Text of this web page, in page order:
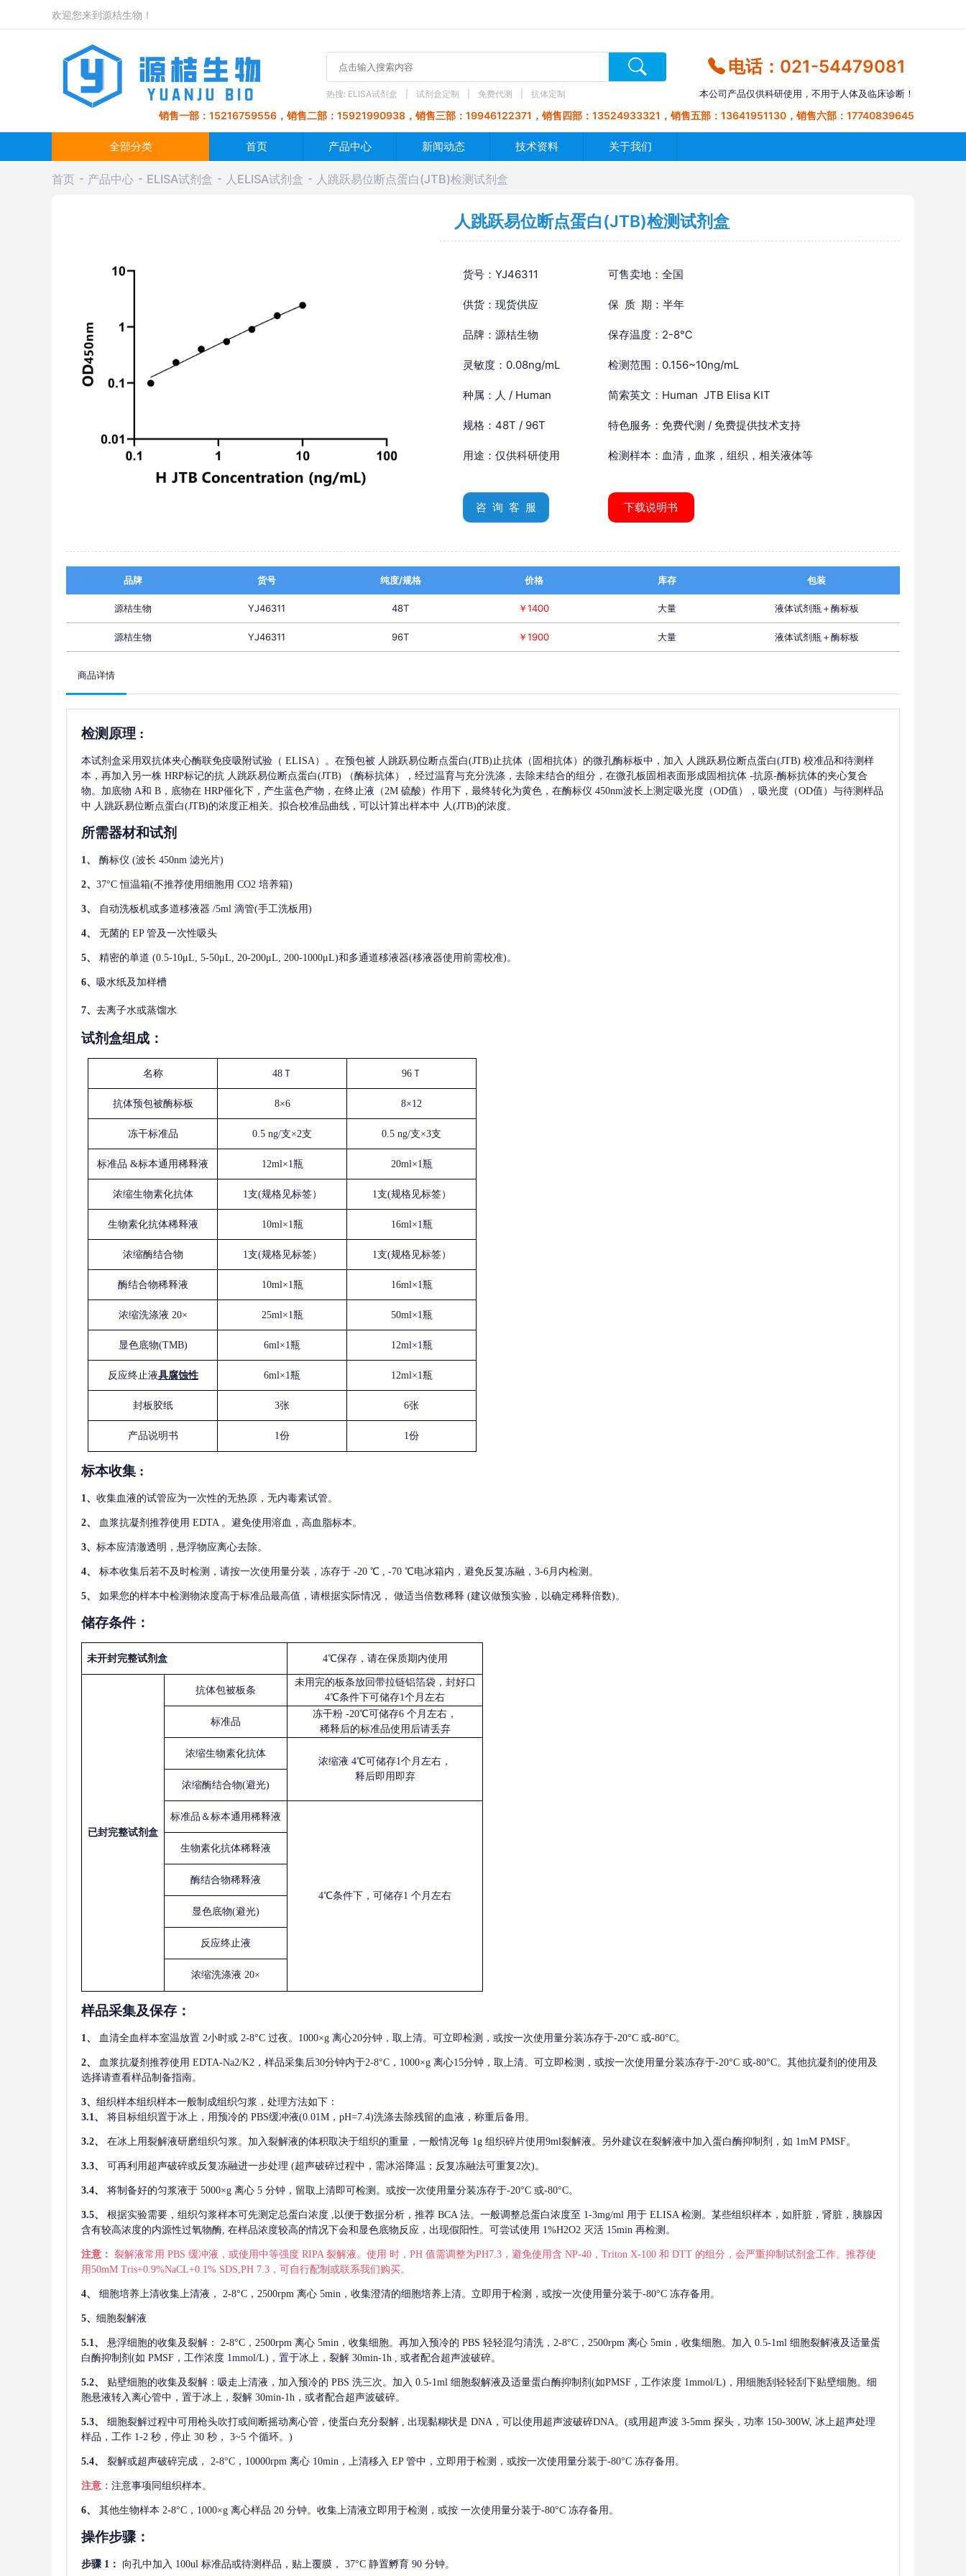
欢迎您来到源桔生物！
热搜: ELISA试剂盒 试剂盒定制 免费代测 抗体定制
电话：021-54479081
本公司产品仅供科研使用，不用于人体及临床诊断！
销售一部：15216759556，销售二部：15921990938，销售三部：19946122371，销售四部：13524933321，销售五部：13641951130，销售六部：17740839645
全部分类 首页 产品中心 新闻动态 技术资料 关于我们
首页 产品中心 ELISA试剂盒 人ELISA试剂盒 人跳跃易位断点蛋白(JTB)检测试剂盒
人跳跃易位断点蛋白(JTB)检测试剂盒
货号：YJ46311 可售卖地：全国
供货：现货供应 保 质 期：半年
品牌：源桔生物 保存温度：2-8℃
灵敏度：0.08ng/mL 检测范围：0.156~10ng/mL
种属：人 / Human 简索英文：Human JTB Elisa KIT
规格：48T / 96T 特色服务：免费代测 / 免费提供技术支持
用途：仅供科研使用 检测样本：血清，血浆，组织，相关液体等
咨 询 客 服 下载说明书
品牌 货号 纯度/规格 价格 库存 包装
源桔生物 YJ46311 48T ￥1400 大量 液体试剂瓶＋酶标板
源桔生物 YJ46311 96T ￥1900 大量 液体试剂瓶＋酶标板
商品详情
检测原理 :
本试剂盒采用双抗体夹心酶联免疫吸附试验（ ELISA）。在预包被 人跳跃易位断点蛋白(JTB)止抗体（固相抗体）的微孔酶标板中，加入 人跳跃易位断点蛋白(JTB) 校准品和待测样
本，再加入另一株 HRP标记的抗 人跳跃易位断点蛋白(JTB) （酶标抗体），经过温育与充分洗涤，去除未结合的组分，在微孔板固相表面形成固相抗体 -抗原-酶标抗体的夹心复合
物。加底物 A和 B，底物在 HRP催化下，产生蓝色产物，在终止液（2M 硫酸）作用下，最终转化为黄色，在酶标仪 450nm波长上测定吸光度（OD值），吸光度（OD值）与待测样品
中 人跳跃易位断点蛋白(JTB)的浓度正相关。拟合校准品曲线，可以计算出样本中 人(JTB)的浓度。
所需器材和试剂
1、 酶标仪 (波长 450nm 滤光片)
2、 37°C 恒温箱(不推荐使用细胞用 CO2 培养箱)
3、 自动洗板机或多道移液器 /5ml 滴管(手工洗板用)
4、 无菌的 EP 管及一次性吸头
5、 精密的单道 (0.5-10μL, 5-50μL, 20-200μL, 200-1000μL)和多通道移液器(移液器使用前需校准)。
6、 吸水纸及加样槽
7、 去离子水或蒸馏水
试剂盒组成：
名称 48Ｔ 96Ｔ
抗体预包被酶标板 8×6 8×12
冻干标准品 0.5 ng/支×2支 0.5 ng/支×3支
标准品 &标本通用稀释液 12ml×1瓶 20ml×1瓶
浓缩生物素化抗体 1支(规格见标签） 1支(规格见标签）
生物素化抗体稀释液 10ml×1瓶 16ml×1瓶
浓缩酶结合物 1支(规格见标签） 1支(规格见标签）
酶结合物稀释液 10ml×1瓶 16ml×1瓶
浓缩洗涤液 20× 25ml×1瓶 50ml×1瓶
显色底物(TMB) 6ml×1瓶 12ml×1瓶
反应终止液具腐蚀性 6ml×1瓶 12ml×1瓶
封板胶纸 3张 6张
产品说明书 1份 1份
标本收集 :
1、 收集血液的试管应为一次性的无热原，无内毒素试管。
2、 血浆抗凝剂推荐使用 EDTA 。避免使用溶血，高血脂标本。
3、 标本应清澈透明，悬浮物应离心去除。
4、 标本收集后若不及时检测，请按一次使用量分装，冻存于 -20 ℃ , -70 ℃电冰箱内，避免反复冻融，3-6月内检测。
5、 如果您的样本中检测物浓度高于标准品最高值，请根据实际情况， 做适当倍数稀释 (建议做预实验，以确定稀释倍数)。
储存条件：
未开封完整试剂盒 4℃保存，请在保质期内使用
已封完整试剂盒
抗体包被板条
未用完的板条放回带拉链铝箔袋，封好口
4℃条件下可储存1个月左右
标准品
冻干粉 -20℃可储存6 个月左右，
稀释后的标准品使用后请丢弃
浓缩生物素化抗体
浓缩液 4℃可储存1个月左右，
释后即用即弃
浓缩酶结合物(避光)
标准品＆标本通用稀释液
4℃条件下，可储存1 个月左右
生物素化抗体稀释液
酶结合物稀释液
显色底物(避光)
反应终止液
浓缩洗涤液 20×
样品采集及保存 ：
1、 血清全血样本室温放置 2小时或 2-8°C 过夜。1000×g 离心20分钟，取上清。可立即检测，或按一次使用量分装冻存于-20°C 或-80°C。
2、 血浆抗凝剂推荐使用 EDTA-Na2/K2，样品采集后30分钟内于2-8°C，1000×g 离心15分钟，取上清。可立即检测，或按一次使用量分装冻存于-20°C 或-80°C。其他抗凝剂的使用及
选择请查看样品制备指南。
3、 组织样本组织样本一般制成组织匀浆，处理方法如下：
3.1、
将目标组织置于冰上，用预冷的 PBS缓冲液(0.01M，pH=7.4)洗涤去除残留的血液，称重后备用。
3.2、 在冰上用裂解液研磨组织匀浆。加入裂解液的体积取决于组织的重量，一般情况每 1g 组织碎片使用9ml裂解液。另外建议在裂解液中加入蛋白酶抑制剂，如 1mM PMSF。
3.3、 可再利用超声破碎或反复冻融进一步处理 (超声破碎过程中，需冰浴降温；反复冻融法可重复2次)。
3.4、 将制备好的匀浆液于 5000×g 离心 5 分钟，留取上清即可检测。或按一次使用量分装冻存于-20°C 或-80°C。
3.5、 根据实验需要，组织匀浆样本可先测定总蛋白浓度 ,以便于数据分析，推荐 BCA 法。一般调整总蛋白浓度至 1-3mg/ml 用于 ELISA 检测。某些组织样本，如肝脏，肾脏，胰腺因
含有较高浓度的内源性过氧物酶, 在样品浓度较高的情况下会和显色底物反应，出现假阳性。可尝试使用 1%H2O2 灭活 15min 再检测。
注意： 裂解液常用 PBS 缓冲液，或使用中等强度 RIPA 裂解液。使用 时，PH 值需调整为PH7.3，避免使用含 NP-40，Triton X-100 和 DTT 的组分，会严重抑制试剂盒工作。推荐使
用50mM Tris+0.9%NaCL+0.1% SDS,PH 7.3，可自行配制或联系我们购买。
4、 细胞培养上清收集上清液， 2-8°C，2500rpm 离心 5min，收集澄清的细胞培养上清。立即用于检测，或按一次使用量分装于-80°C 冻存备用。
5、 细胞裂解液
5.1、 悬浮细胞的收集及裂解：
2-8°C，2500rpm 离心 5min，收集细胞。再加入预冷的 PBS 轻轻混匀清洗，2-8°C，2500rpm 离心 5min，收集细胞。加入 0.5-1ml 细胞裂解液及适量蛋
白酶抑制剂(如 PMSF，工作浓度 1mmol/L)，置于冰上，裂解 30min-1h , 或者配合超声波破碎。
5.2、 贴壁细胞的收集及裂解：吸走上清液，加入预冷的 PBS 洗三次。加入 0.5-1ml 细胞裂解液及适量蛋白酶抑制剂(如PMSF，工作浓度 1mmol/L)，用细胞刮轻轻刮下贴壁细胞。细
胞悬液转入离心管中，置于冰上，裂解 30min-1h，或者配合超声波破碎。
5.3、 细胞裂解过程中可用枪头吹打或间断摇动离心管，使蛋白充分裂解 , 出现黏糊状是 DNA，可以使用超声波破碎DNA。(或用超声波 3-5mm 探头，功率 150-300W, 冰上超声处理
样品，工作 1-2 秒，停止 30 秒， 3~5 个循环。)
5.4、 裂解或超声破碎完成， 2-8°C，10000rpm 离心 10min，上清移入 EP 管中，立即用于检测，或按一次使用量分装于-80°C 冻存备用。
注意： 注意事项同组织样本。
6、 其他生物样本 2-8°C，1000×g 离心样品 20 分钟。收集上清液立即用于检测，或按 一次使用量分装于-80°C 冻存备用。
操作步骤：
步骤 1： 向孔中加入 100ul 标准品或待测样品，贴上覆膜， 37°C 静置孵育 90 分钟。